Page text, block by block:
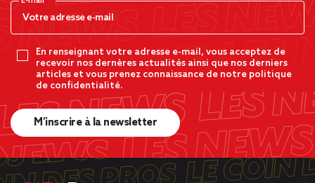
En renseignant votre adresse e-mail, vous acceptez de
recevoir nos dernères actualités ainsi que nos derniers
articles et vous prenez connaissance de notre politique
de confidentialité.
M’inscrire à la newsletter